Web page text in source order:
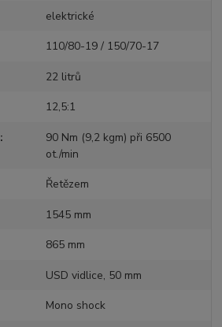
elektrické
110/80-19 / 150/70-17
22 litrů
12,5:1
90 Nm (9,2 kgm) při 6500
ot./min
Řetězem
1545 mm
865 mm
USD vidlice, 50 mm
Mono shock